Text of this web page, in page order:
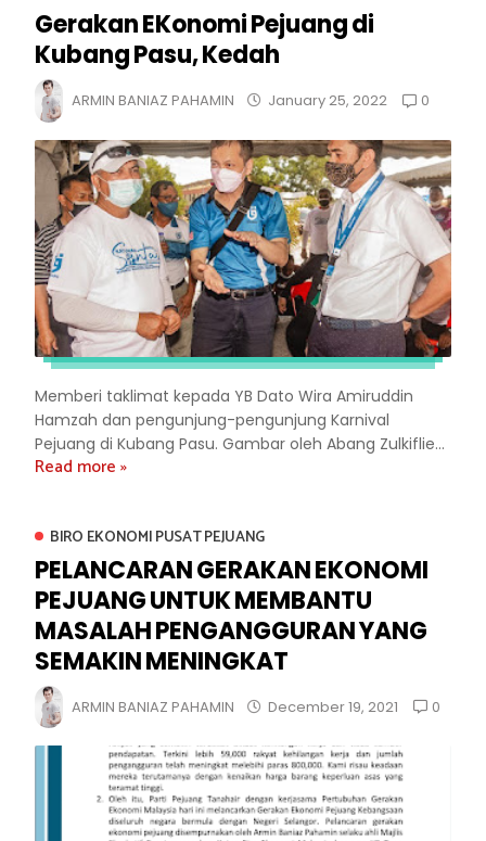
Gerakan EKonomi Pejuang di
Kubang Pasu, Kedah
ARMIN BANIAZ PAHAMIN January 25, 2022 0
Memberi taklimat kepada YB Dato Wira Amiruddin
Hamzah dan pengunjung-pengunjung Karnival
Pejuang di Kubang Pasu. Gambar oleh Abang Zulkiflie...
Read more »
BIRO EKONOMI PUSAT PEJUANG
PELANCARAN GERAKAN EKONOMI
PEJUANG UNTUK MEMBANTU
MASALAH PENGANGGURAN YANG
SEMAKIN MENINGKAT
ARMIN BANIAZ PAHAMIN December 19, 2021 0